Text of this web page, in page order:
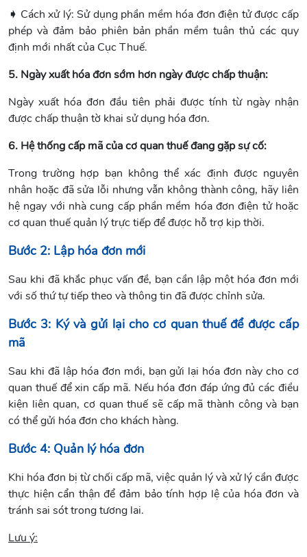
➧ Cách xử lý: Sử dụng phần mềm hóa đơn điện tử được cấp
phép và đảm bảo phiên bản phần mềm tuân thủ các quy
định mới nhất của Cục Thuế.
5. Ngày xuất hóa đơn sớm hơn ngày được chấp thuận:
Ngày xuất hóa đơn đầu tiên phải được tính từ ngày nhận
được chấp thuận tờ khai sử dụng hóa đơn.
6. Hệ thống cấp mã của cơ quan thuế đang gặp sự cố:
Trong trường hợp bạn không thể xác định được nguyên
nhân hoặc đã sửa lỗi nhưng vẫn không thành công, hãy liên
hệ ngay với nhà cung cấp phần mềm hóa đơn điện tử hoặc
cơ quan thuế quản lý trực tiếp để được hỗ trợ kịp thời.
Bước 2: Lập hóa đơn mới
Sau khi đã khắc phục vấn đề, bạn cần lập một hóa đơn mới
với số thứ tự tiếp theo và thông tin đã được chỉnh sửa.
Bước 3: Ký và gửi lại cho cơ quan thuế để được cấp
mã
Sau khi đã lập hóa đơn mới, bạn gửi lại hóa đơn này cho cơ
quan thuế để xin cấp mã. Nếu hóa đơn đáp ứng đủ các điều
kiện liên quan, cơ quan thuế sẽ cấp mã thành công và bạn
có thể gửi hóa đơn cho khách hàng.
Bước 4: Quản lý hóa đơn
Khi hóa đơn bị từ chối cấp mã, việc quản lý và xử lý cần được
thực hiện cẩn thận để đảm bảo tính hợp lệ của hóa đơn và
tránh sai sót trong tương lai.
Lưu ý: